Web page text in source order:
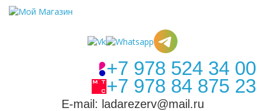
+7 978 524 34 00
+7 978 84 875 23
E-mail: ladarezerv@mail.ru